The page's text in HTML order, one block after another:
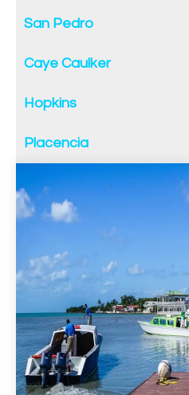
San Pedro
Caye Caulker
Hopkins
Placencia